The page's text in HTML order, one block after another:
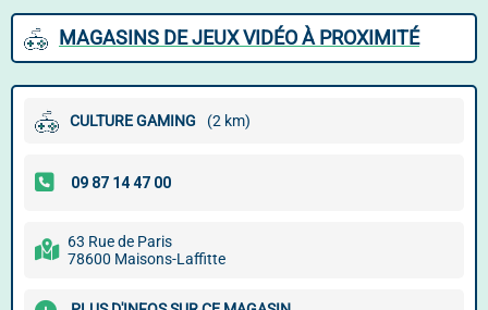
MAGASINS DE JEUX VIDÉO À PROXIMITÉ
CULTURE GAMING (2 km)
63 Rue de Paris
78600 Maisons-Laffitte